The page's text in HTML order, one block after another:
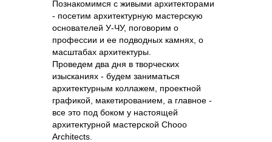
Познакомимся с живыми архитекторами
- посетим архитектурную мастерскую
основателей У-ЧУ, поговорим о
профессии и ее подводных камнях, о
масштабах архитектуры.
Проведем два дня в творческих
изысканиях - будем заниматься
архитектурным коллажем, проектной
графикой, макетированием, а главное -
все это под боком у настоящей
архитектурной мастерской Chooo
Architects.